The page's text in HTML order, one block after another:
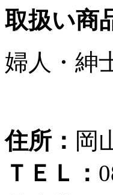
取扱い商
婦人・紳
住所： 岡
ＴＥＬ：